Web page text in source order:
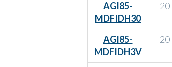
AGI85-
MDFIDH30
20
AGI85-
MDFIDH3V
20